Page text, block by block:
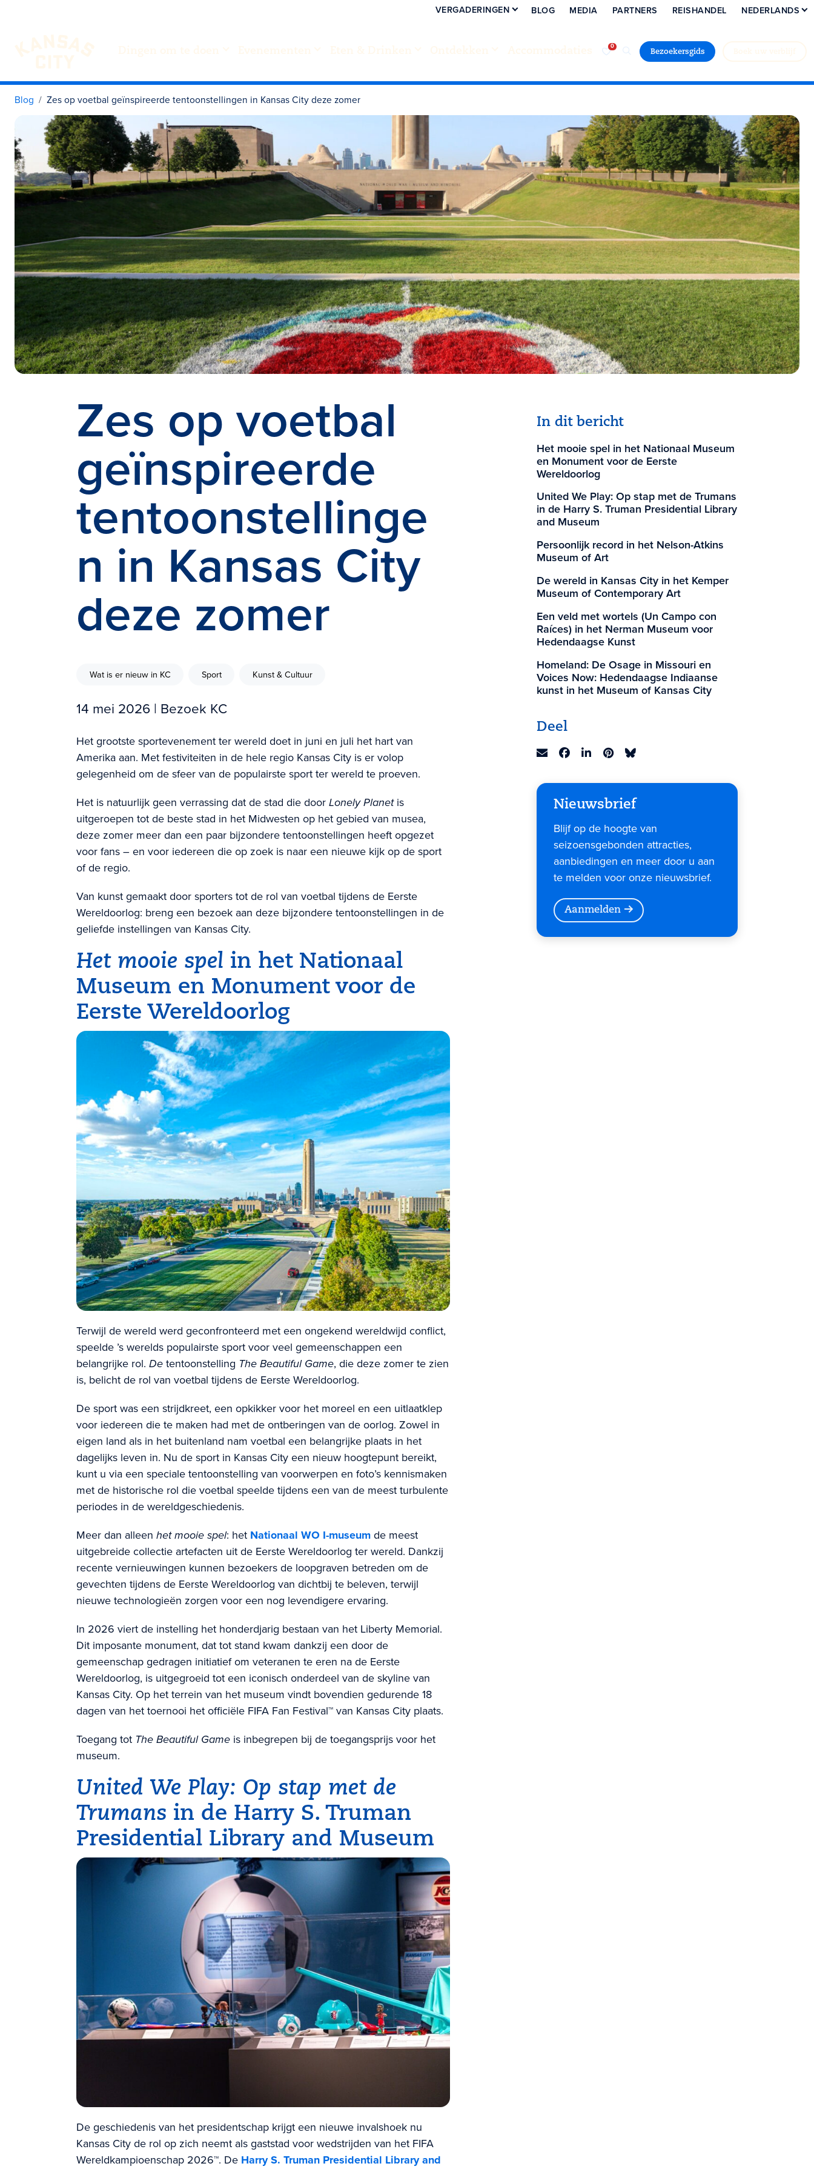
Bezoek KC
Bezoekersgids
VERGADERINGEN BLOG MEDIA PARTNERS REISHANDEL NEDERLANDS
Blog Zes op voetbal geïnspireerde tentoonstellingen in Kansas City deze zomer
Zes op voetbal
geïnspireerde
tentoonstellinge
n in Kansas City
deze zomer
Wat is er nieuw in KC Sport Kunst & Cultuur
14 mei 2026 | Bezoek KC
Het grootste sportevenement ter wereld doet in juni en juli het hart van
Amerika aan. Met festiviteiten in de hele regio Kansas City is er volop
gelegenheid om de sfeer van de populairste sport ter wereld te proeven.
Het is natuurlijk geen verrassing dat de stad die doorLonely Planetis
uitgeroepen tot de beste stad in het Midwesten op het gebied van musea,
deze zomer meer dan een paar bijzondere tentoonstellingen heeft opgezet
voor fans – en voor iedereen die op zoek is naar een nieuwe kijk op de sport
of de regio.
Van kunst gemaakt door sporters tot de rol van voetbal tijdens de Eerste
Wereldoorlog: breng een bezoek aan deze bijzondere tentoonstellingen in de
geliefde instellingen van Kansas City.
Het mooie spel in het Nationaal
Museum en Monument voor de
Eerste Wereldoorlog
Terwijl de wereld werd geconfronteerd met een ongekend wereldwijd conflict,
speelde ’s werelds populairste sport voor veel gemeenschappen een
belangrijke rol. Detentoonstelling The Beautiful Game, die deze zomer te zien
is, belicht de rol van voetbal tijdens de Eerste Wereldoorlog.
De sport was een strijdkreet, een opkikker voor het moreel en een uitlaatklep
voor iedereen die te maken had met de ontberingen van de oorlog. Zowel in
eigen land als in het buitenland nam voetbal een belangrijke plaats in het
dagelijks leven in. Nu de sport in Kansas City een nieuw hoogtepunt bereikt,
kunt u via een speciale tentoonstelling van voorwerpen en foto’s kennismaken
met de historische rol die voetbal speelde tijdens een van de meest turbulente
periodes in de wereldgeschiedenis.
Meer dan alleen het mooie spel: het Nationaal WO I-museumde meest
uitgebreide collectie artefacten uit de Eerste Wereldoorlog ter wereld. Dankzij
recente vernieuwingen kunnen bezoekers de loopgraven betreden om de
gevechten tijdens de Eerste Wereldoorlog van dichtbij te beleven, terwijl
nieuwe technologieën zorgen voor een nog levendigere ervaring.
In 2026 viert de instelling het honderdjarig bestaan van het Liberty Memorial.
Dit imposante monument, dat tot stand kwam dankzij een door de
gemeenschap gedragen initiatief om veteranen te eren na de Eerste
Wereldoorlog, is uitgegroeid tot een iconisch onderdeel van de skyline van
Kansas City. Op het terrein van het museum vindt bovendien gedurende 18
dagen van het toernooi het officiële FIFA Fan Festival™ van Kansas City plaats.
Toegang tot The Beautiful Game is inbegrepen bij de toegangsprijs voor het
museum.
United We Play: Op stap met de
Trumans in de Harry S. Truman
Presidential Library and Museum
De geschiedenis van het presidentschap krijgt een nieuwe invalshoek nu
Kansas City de rol op zich neemt als gaststad voor wedstrijden van het FIFA
Wereldkampioenschap 2026™. De Harry S. Truman Presidential Library and
In dit bericht
Het mooie spel in het Nationaal Museum
en Monument voor de Eerste
Wereldoorlog
United We Play: Op stap met de Trumans
in de Harry S. Truman Presidential Library
and Museum
Persoonlijk record in het Nelson-Atkins
Museum of Art
De wereld in Kansas City in het Kemper
Museum of Contemporary Art
Een veld met wortels (Un Campo con
Raíces) in het Nerman Museum voor
Hedendaagse Kunst
Homeland: De Osage in Missouri en
Voices Now: Hedendaagse Indiaanse
kunst in het Museum of Kansas City
Deel
Nieuwsbrief
Blijf op de hoogte van
seizoensgebonden attracties,
aanbiedingen en meer door u aan
te melden voor onze nieuwsbrief.
Aanmelden